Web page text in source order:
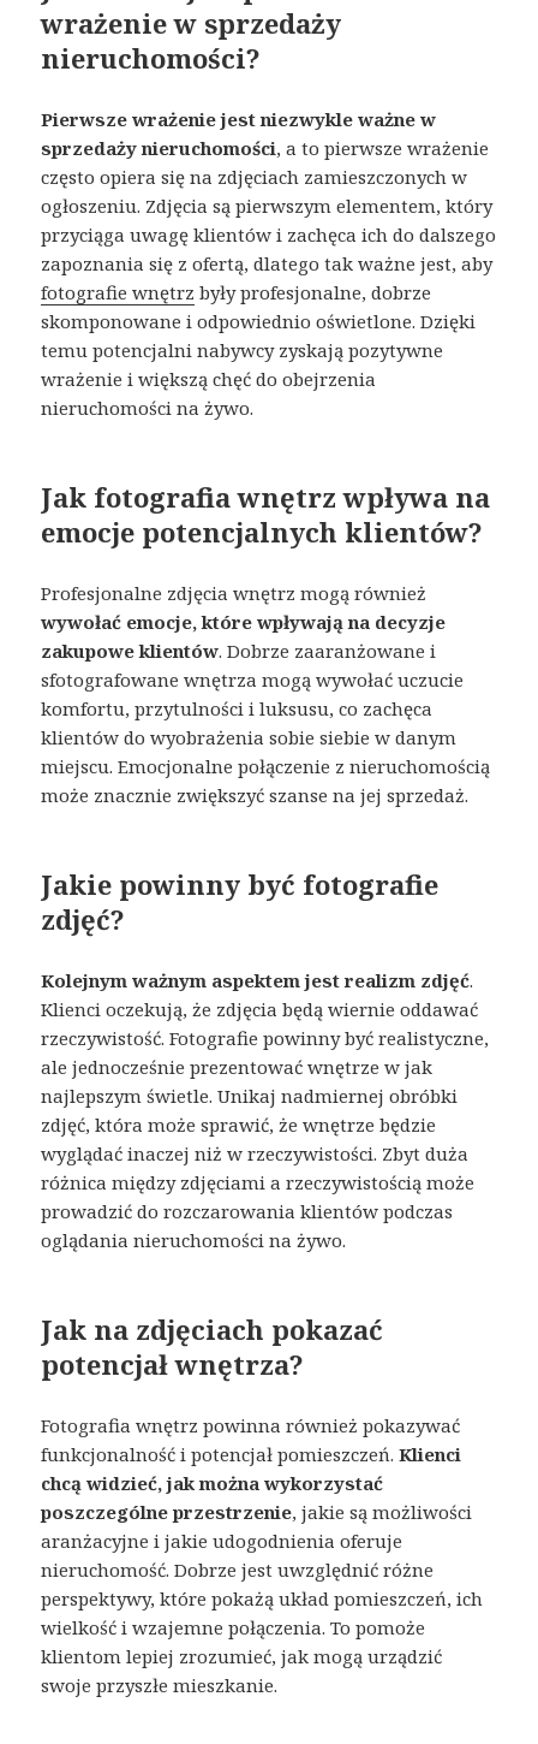
wrażenie w sprzedaży
nieruchomości?
Pierwsze wrażenie jest niezwykle ważne w
sprzedaży nieruchomości, a to pierwsze wrażenie
często opiera się na zdjęciach zamieszczonych w
ogłoszeniu. Zdjęcia są pierwszym elementem, który
przyciąga uwagę klientów i zachęca ich do dalszego
zapoznania się z ofertą, dlatego tak ważne jest, aby
fotografie wnętrz były profesjonalne, dobrze
skomponowane i odpowiednio oświetlone. Dzięki
temu potencjalni nabywcy zyskają pozytywne
wrażenie i większą chęć do obejrzenia
nieruchomości na żywo.
Jak fotografia wnętrz wpływa na
emocje potencjalnych klientów?
Profesjonalne zdjęcia wnętrz mogą również
wywołać emocje, które wpływają na decyzje
zakupowe klientów. Dobrze zaaranżowane i
sfotografowane wnętrza mogą wywołać uczucie
komfortu, przytulności i luksusu, co zachęca
klientów do wyobrażenia sobie siebie w danym
miejscu. Emocjonalne połączenie z nieruchomością
może znacznie zwiększyć szanse na jej sprzedaż.
Jakie powinny być fotografie
zdjęć?
Kolejnym ważnym aspektem jest realizm zdjęć.
Klienci oczekują, że zdjęcia będą wiernie oddawać
rzeczywistość. Fotografie powinny być realistyczne,
ale jednocześnie prezentować wnętrze w jak
najlepszym świetle. Unikaj nadmiernej obróbki
zdjęć, która może sprawić, że wnętrze będzie
wyglądać inaczej niż w rzeczywistości. Zbyt duża
różnica między zdjęciami a rzeczywistością może
prowadzić do rozczarowania klientów podczas
oglądania nieruchomości na żywo.
Jak na zdjęciach pokazać
potencjał wnętrza?
Fotografia wnętrz powinna również pokazywać
funkcjonalność i potencjał pomieszczeń.Klienci
chcą widzieć, jak można wykorzystać
poszczególne przestrzenie, jakie są możliwości
aranżacyjne i jakie udogodnienia oferuje
nieruchomość. Dobrze jest uwzględnić różne
perspektywy, które pokażą układ pomieszczeń, ich
wielkość i wzajemne połączenia. To pomoże
klientom lepiej zrozumieć, jak mogą urządzić
swoje przyszłe mieszkanie.